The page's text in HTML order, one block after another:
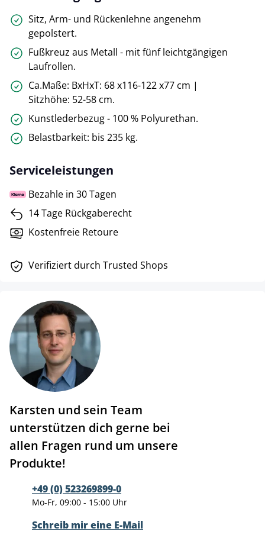
Sitz, Arm- und Rückenlehne angenehm
gepolstert.
Fußkreuz aus Metall - mit fünf leichtgängigen
Laufrollen.
Ca.Maße: BxHxT: 68 x116-122 x77 cm |
Sitzhöhe: 52-58 cm.
Kunstlederbezug - 100 % Polyurethan.
Belastbarkeit: bis 235 kg.
Serviceleistungen
Bezahle in 30 Tagen
14 Tage Rückgaberecht
Kostenfreie Retoure
Verifiziert durch Trusted Shops
Karsten und sein Team
unterstützen dich gerne bei
allen Fragen rund um unsere
Produkte!
+49 (0) 523269899-0
Mo-Fr, 09:00 - 15:00 Uhr
Schreib mir eine E-Mail